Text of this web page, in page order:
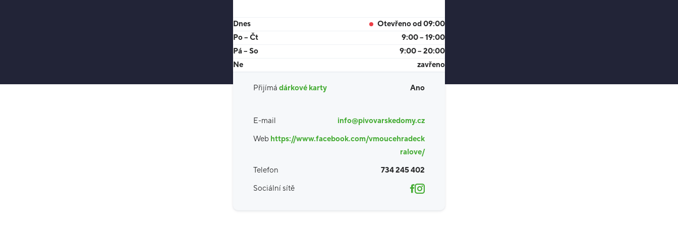
Dnes
Otevřeno od 09:00
Po – Čt
9:00 – 19:00
Pá – So
9:00 – 20:00
Ne
zavřeno
Přijímá dárkové karty Ano
E-mail
info@pivovarskedomy.cz
Web https://www.facebook.com/vmoucehradeck
ralove/
Telefon
734 245 402
Sociální sítě